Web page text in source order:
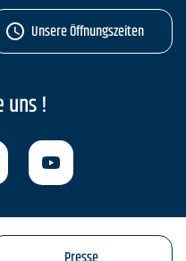
Unsere Öffnungszeiten
uns !